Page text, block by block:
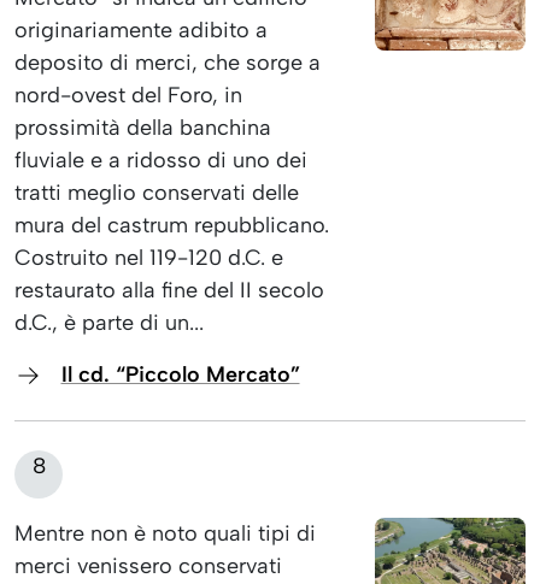
originariamente adibito a
deposito di merci, che sorge a
nord-ovest del Foro, in
prossimità della banchina
fluviale e a ridosso di uno dei
tratti meglio conservati delle
mura del castrum repubblicano.
Costruito nel 119-120 d.C. e
restaurato alla fine del II secolo
d.C., è parte di un...
Il cd. “Piccolo Mercato”
8
Mentre non è noto quali tipi di
merci venissero conservati